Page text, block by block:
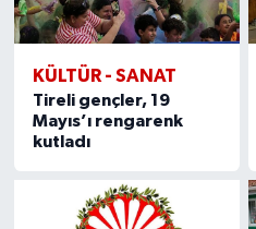
KÜLTÜR - SANAT
Tireli gençler, 19
Mayıs’ı rengarenk
kutladı